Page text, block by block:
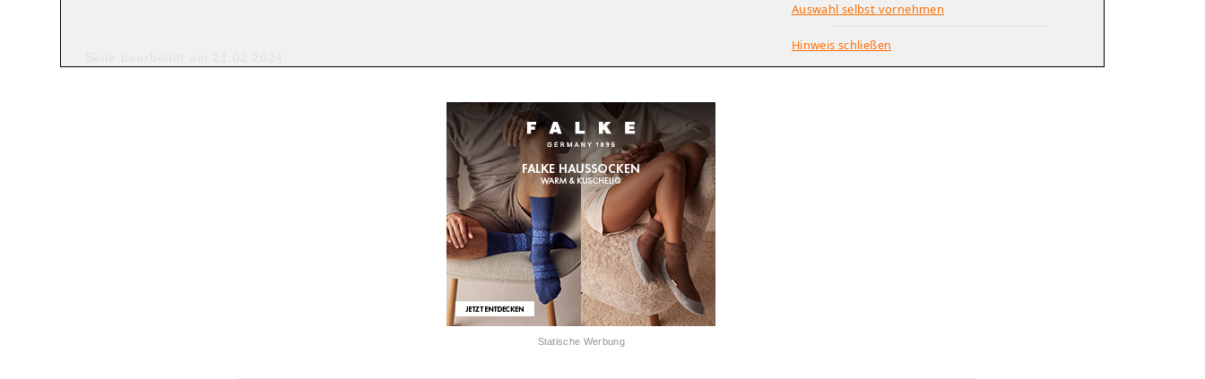
Statische Werbung
Auswahl selbst vornehmen
Hinweis schließen